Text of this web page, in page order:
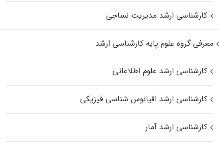
کارشناسی ارشد مدیریت نساجی
معرفی گروه علوم پایه کارشناسی ارشد
کارشناسی ارشد علوم اطلاعاتی
کارشناسی ارشد اقیانوس‌ شناسی فیزیکی
کارشناسی ارشد آمار